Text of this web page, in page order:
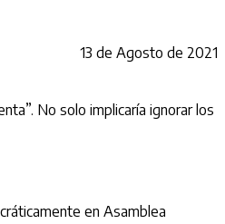
13 de Agosto de 2021
No solo implicaría ignorar los
en Asamblea